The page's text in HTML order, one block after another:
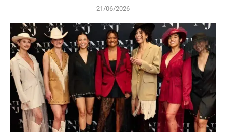
21/06/2026